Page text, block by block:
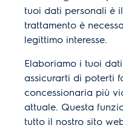
tuoi dati personali è
trattamento è
legittimo interesse.
Elaboriamo i tuoi
assicurarti di poterti
concessionaria più
attuale. Questa
tutto il nostro sito